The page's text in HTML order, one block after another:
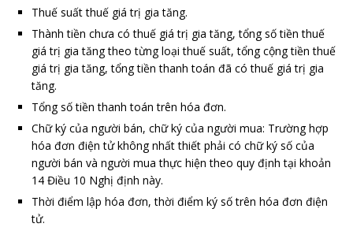
Thuế suất thuế giá trị gia tăng.
Thành tiền chưa có thuế giá trị gia tăng, tổng số tiền thuế
giá trị gia tăng theo từng loại thuế suất, tổng cộng tiền thuế
giá trị gia tăng, tổng tiền thanh toán đã có thuế giá trị gia
tăng.
Tổng số tiền thanh toán trên hóa đơn.
Chữ ký của người bán, chữ ký của người mua: Trường hợp
hóa đơn điện tử không nhất thiết phải có chữ ký số của
người bán và người mua thực hiện theo quy định tại khoản
14 Điều 10 Nghị định này.
Thời điểm lập hóa đơn, thời điểm ký số trên hóa đơn điện
tử.